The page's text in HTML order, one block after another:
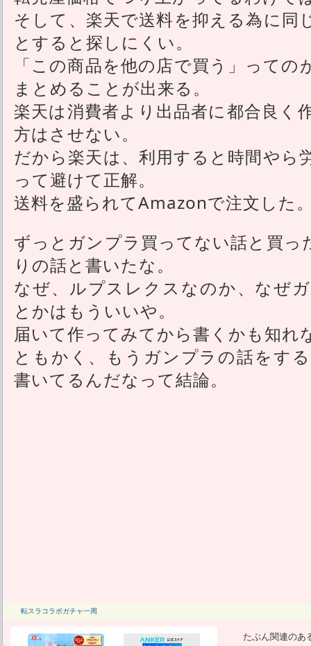
そして、楽天で送料を抑える為に同
とすると探しにくい。
「この商品を他の店で買う」って
まとめることが出来る。
楽天は消費者より出品者に都合良く
方はさせない。
だから楽天は、利用すると時間やら
って避けて正解。
送料を盛られてAmazonで注文した
ずっとガンプラ買ってない話と買っ
りの話と書いたな。
なぜ、ルプスレクスなのか、なぜ
とかはもういいや。
届いて作ってみてから書くかも知れ
ともかく、もうガンプラの話をす
書いてるんだなって結論。
転スラコラボガチャ一周
たぶん関連のあ